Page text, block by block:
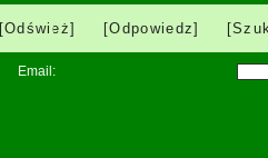
[Odśwież] [Odpowiedz]
Email: